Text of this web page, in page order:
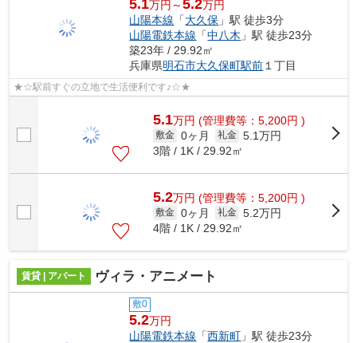
5.1万円～5.2万円
山陽本線 「大久保 」駅 徒歩3分
山陽電鉄本線 「中八木 」駅 徒歩23分
築23年 / 29.92㎡
兵庫県明石市大久保町駅前 １丁目
★☆駅前すぐの立地で生活便利です♪☆★
5.1万円 (管理費等：5,200円 )
敷金 0ヶ月 礼金 5.1万円
3階 / 1K / 29.92㎡
5.2万円 (管理費等：5,200円 )
敷金 0ヶ月 礼金 5.2万円
4階 / 1K / 29.92㎡
賃貸 | アパート ヴィラ・アニメート
敷0
5.2万円
山陽電鉄本線 「西新町 」駅 徒歩23分